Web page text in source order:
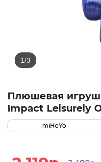
Плюшевая
Impact Leisurely
miHoYo